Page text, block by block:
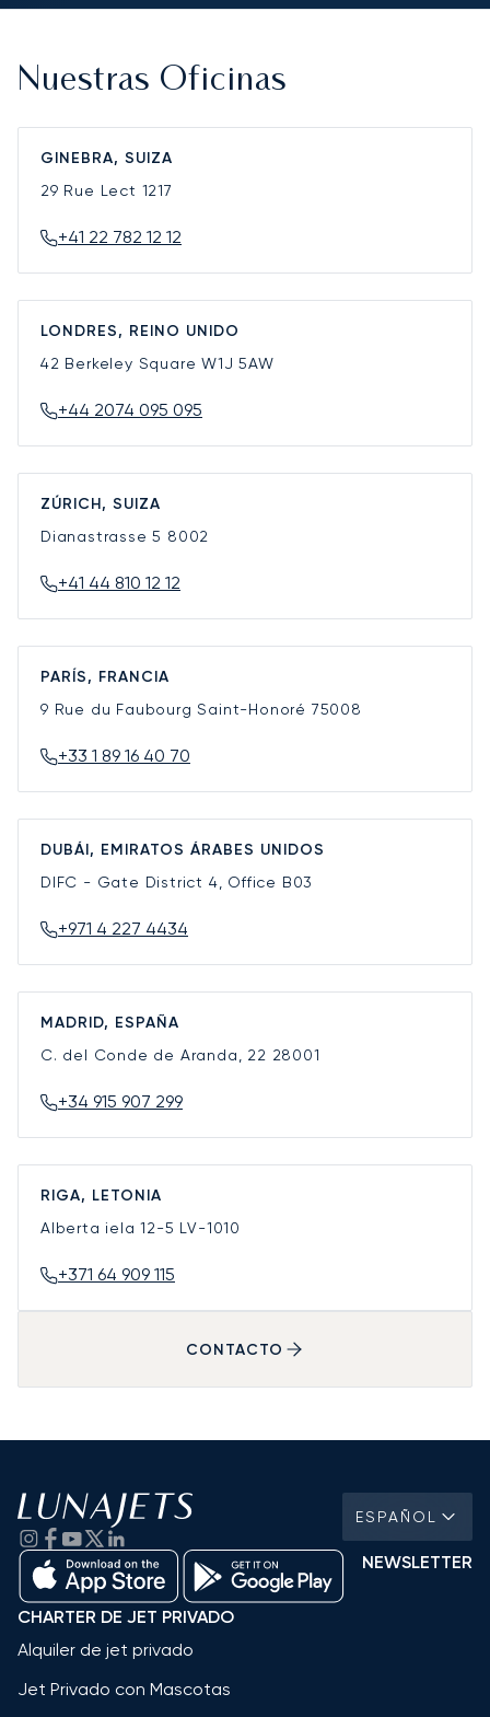
Nuestras Oficinas
GINEBRA, SUIZA
29 Rue Lect 1217
+41 22 782 12 12
LONDRES, REINO UNIDO
42 Berkeley SquareW1J 5AW
+44 2074 095 095
ZÚRICH, SUIZA
Dianastrasse 5 8002
+41 44 810 12 12
PARÍS, FRANCIA
9 Rue du Faubourg Saint-Honoré 75008
+33 1 89 16 40 70
DUBÁI, EMIRATOS ÁRABES UNIDOS
DIFC - Gate District 4, Office B03
+971 4 227 4434
MADRID, ESPAÑA
C. del Conde de Aranda, 22 28001
+34 915 907 299
RIGA, LETONIA
Alberta iela 12-5 LV-1010
+371 64 909 115
CONTACTO
ESPAÑOL
NEWSLETTER
CHARTER DE JET PRIVADO
Alquiler de jet privado
Jet Privado con Mascotas